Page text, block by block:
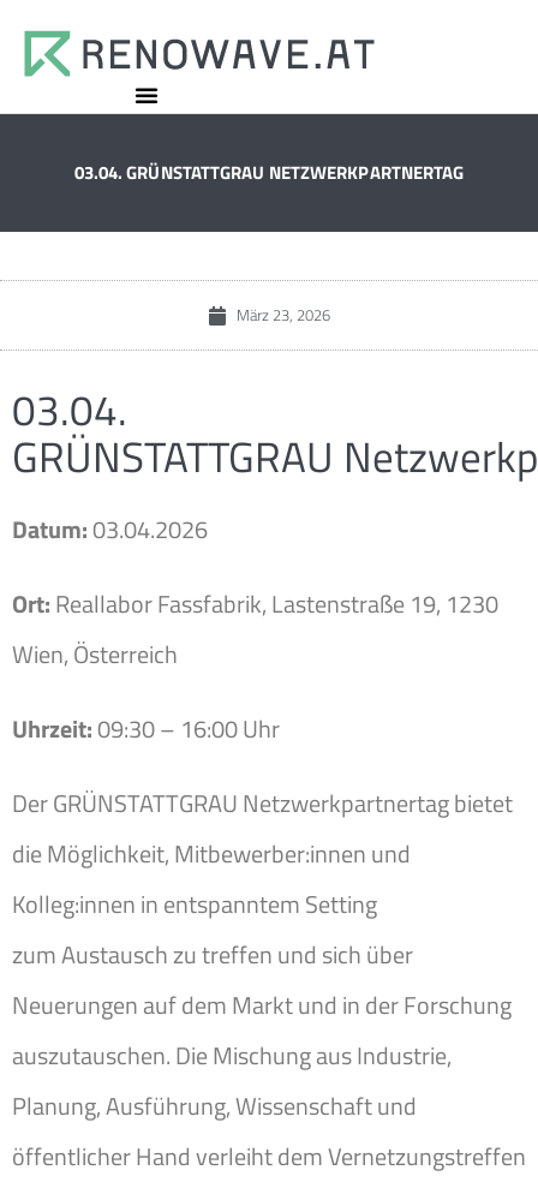
03.04. GRÜNSTATTGRAU NETZWERKPARTNERTAG
März 23, 2026
03.04.
GRÜNSTATTGRAU
Datum:03.04.2026
Ort:Reallabor Fassfabrik, Lastenstraße 19, 1230
Wien, Österreich
Uhrzeit:09:30 – 16:00 Uhr
Der GRÜNSTATTGRAU Netzwerkpartnertag bietet
die Möglichkeit, Mitbewerber:innen und
Kolleg:innen in entspanntem Setting
zum Austausch zu treffen und sich über
Neuerungen auf dem Markt und in der Forschung
auszutauschen. Die Mischung aus Industrie,
Planung, Ausführung, Wissenschaft und
öffentlicher Hand verleiht dem Vernetzungstreffen